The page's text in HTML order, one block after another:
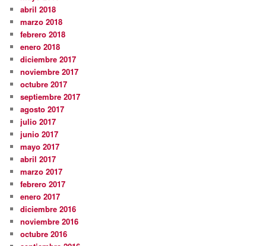
abril 2018
marzo 2018
febrero 2018
enero 2018
diciembre 2017
noviembre 2017
octubre 2017
septiembre 2017
agosto 2017
julio 2017
junio 2017
mayo 2017
abril 2017
marzo 2017
febrero 2017
enero 2017
diciembre 2016
noviembre 2016
octubre 2016